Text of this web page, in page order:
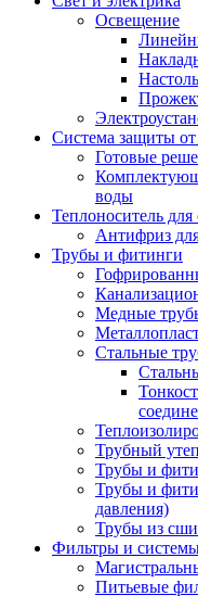
Освещение
Система защиты
Готовые
воды
Теплоноситель
Антифриз
Трубы и фитинги
Медные
Стальные
Трубный
Трубы и
Трубы и
давления)
Трубы из
Фильтры и
Питьевые